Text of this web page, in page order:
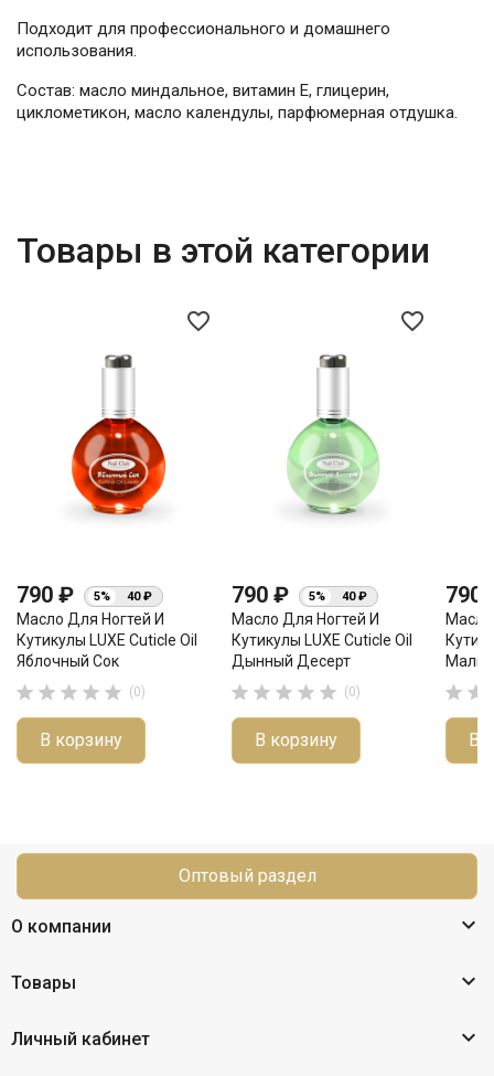
Подходит для профессионального и домашнего
использования.
Состав: масло миндальное, витамин Е, глицерин,
циклометикон, масло календулы, парфюмерная отдушка.
Товары в этой категории
favorite_border
790 ₽ 5% 40 ₽
Масло Для Ногтей И
Кутикулы LUXE Cuticle Oil
Яблочный Сок
     (0)
В корзину
favorite_border
790 ₽ 5% 40 ₽
Масло Для Ногтей И
Кутикулы LUXE Cuticle Oil
Дынный Десерт
     (0)
В корзину
790
 
В
Оптовый раздел
О компании 
Товары 
Личный кабинет 